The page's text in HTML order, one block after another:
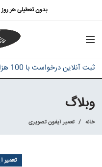
بدون تعطیلی هر روز هفته، از
ثبت آنلاین درخواست با 100 هزار تومان تخفیف
وبلاگ
خانه تعمیر آیفون تصویری
تعمیر